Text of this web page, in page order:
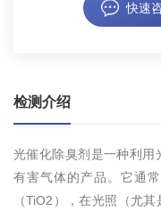
快速
检测介绍
光催化除臭剂是一种利用
有害气体的产品。它通
（TiO2），在光照（尤